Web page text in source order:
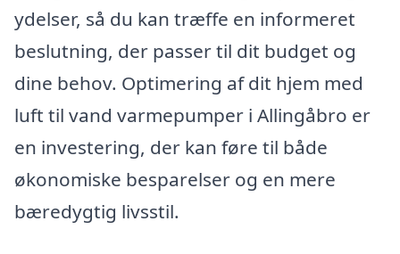
ydelser, så du kan træffe en informeret
beslutning, der passer til dit budget og
dine behov. Optimering af dit hjem med
luft til vand varmepumper i Allingåbro er
en investering, der kan føre til både
økonomiske besparelser og en mere
bæredygtig livsstil.